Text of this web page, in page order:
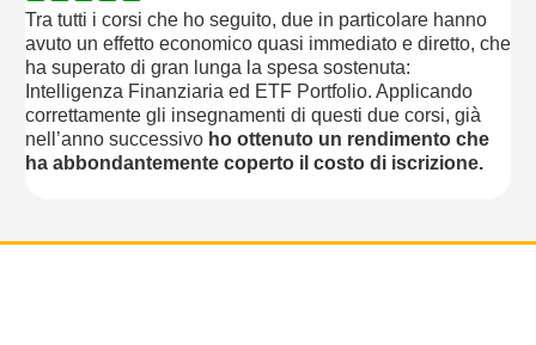
Tra tutti i corsi che ho seguito, due in particolare hanno
avuto un effetto economico quasi immediato e diretto, che
ha superato di gran lunga la spesa sostenuta:
Intelligenza Finanziaria ed ETF Portfolio. Applicando
correttamente gli insegnamenti di questi due corsi, già
nell’anno successivo ho ottenuto un rendimento che
ha abbondantemente coperto il costo di iscrizione.